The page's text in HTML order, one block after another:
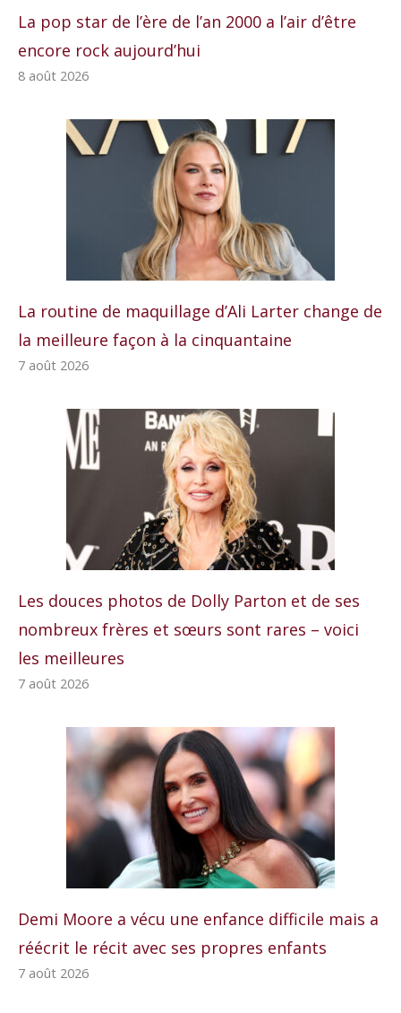
La pop star de l’ère de l’an 2000 a l’air d’être
encore rock aujourd’hui
8 août 2026
La routine de maquillage d’Ali Larter change de
la meilleure façon à la cinquantaine
7 août 2026
Les douces photos de Dolly Parton et de ses
nombreux frères et sœurs sont rares – voici
les meilleures
7 août 2026
Demi Moore a vécu une enfance difficile mais a
réécrit le récit avec ses propres enfants
7 août 2026